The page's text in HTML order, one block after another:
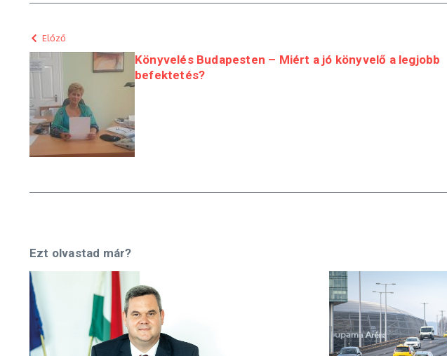
Előző
Könyvelés Budapesten – Miért a jó könyvelő a legjobb
befektetés?
Ezt olvastad már?